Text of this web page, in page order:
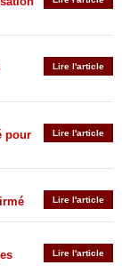
Lire l'article
Lire l'article
pour
Lire l'article
Lire l'article